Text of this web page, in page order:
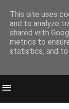
This site uses
and to analyze
shared with
metrics to
statistics, and to